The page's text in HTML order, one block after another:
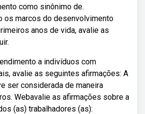
como sinônimo de.
os marcos do desenvolvimento
anos de vida, avalie as
a indivíduos com
avalie as seguintes afirmações: A
ser considerada de maneira
Webavalie as afirmações sobre a
(as) trabalhadores (as):